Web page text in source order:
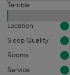
Terrible
Location
Sleep Quality
Rooms
Service